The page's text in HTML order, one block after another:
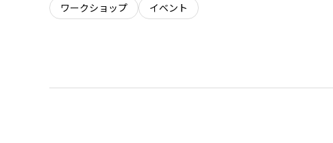
ワークショップ イベント